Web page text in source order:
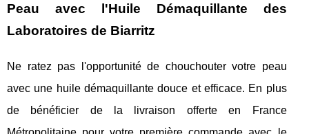
Peau avec l'Huile Démaquillante des
Laboratoires de Biarritz
Ne ratez pas l'opportunité de chouchouter votre peau
avec une huile démaquillante douce et efficace. En plus
de bénéficier de la livraison offerte en France